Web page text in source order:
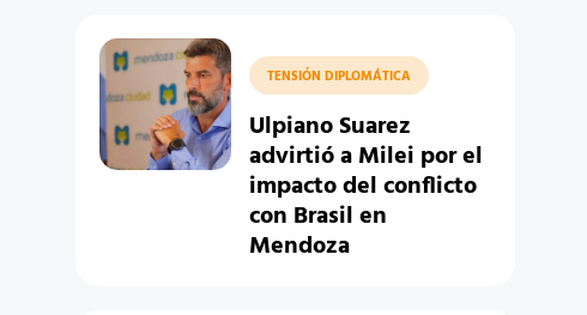
TENSIÓN DIPLOMÁTICA
Ulpiano Suarez
advirtió a Milei por el
impacto del conflicto
con Brasil en
Mendoza